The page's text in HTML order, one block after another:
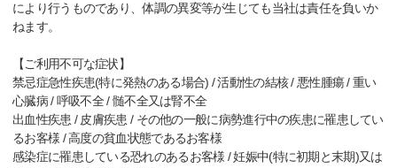
により行うものであり、体調の異変等が生じても当社は責任を負いか
ねます。
【ご利用不可な症状】
禁忌症急性疾患(特に発熱のある場合) / 活動性の結核 / 悪性腫瘍 / 重い
心臓病 / 呼吸不全 / 髄不全又は腎不全
出血性疾患 / 皮膚疾患 / その他の一般に病勢進行中の疾患に罹患してい
るお客様 / 高度の貧血状態であるお客様
感染症に罹患している恐れのあるお客様 / 妊娠中(特に初期と末期)又は